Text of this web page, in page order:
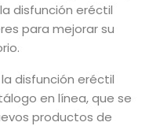
disfunción eréctil
para mejorar su
disfunción eréctil
en línea, que se
productos de